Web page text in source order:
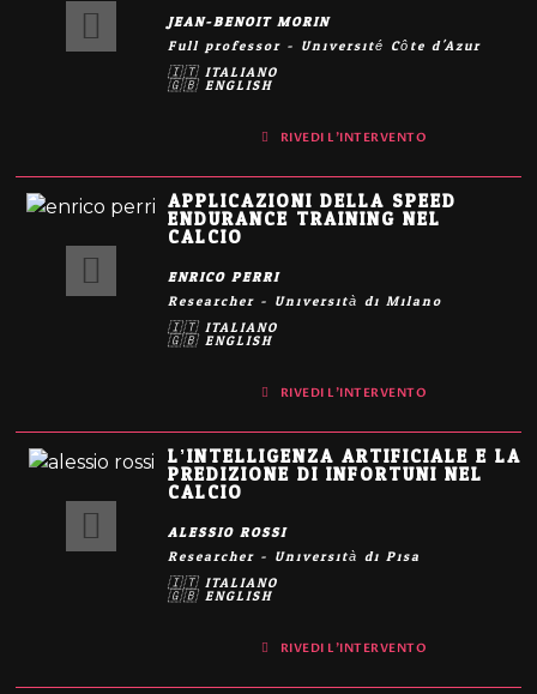
JEAN-BENOIT MORIN
Full professor - Université Côte d'Azur
🇮🇹 ITALIANO
🇬🇧 ENGLISH
RIVEDI L'INTERVENTO
APPLICAZIONI DELLA SPEED
ENDURANCE TRAINING NEL
CALCIO
ENRICO PERRI
Researcher - Università di Milano
🇮🇹 ITALIANO
🇬🇧 ENGLISH
RIVEDI L'INTERVENTO
L’INTELLIGENZA ARTIFICIALE E LA
PREDIZIONE DI INFORTUNI NEL
CALCIO
ALESSIO ROSSI
Researcher - Università di Pisa
🇮🇹 ITALIANO
🇬🇧 ENGLISH
RIVEDI L'INTERVENTO